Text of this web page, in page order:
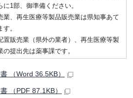
に1部、御準備ください。
業、再生医療等製品販売業は県知事あて
す。
置販売業（県外の業者）、再生医療等製
の提出先は薬事課です。
（Word 36.5KB）
（PDF 87.1KB）